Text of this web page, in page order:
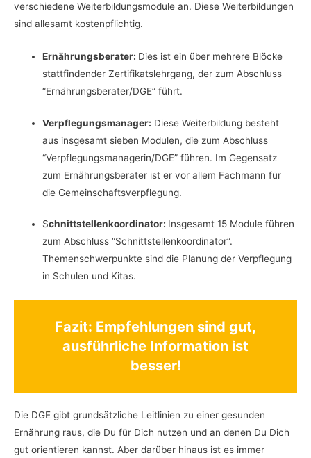
verschiedene Weiterbildungsmodule an. Diese Weiterbildungen
sind allesamt kostenpflichtig.
Ernährungsberater: Dies ist ein über mehrere Blöcke
stattfindender Zertifikatslehrgang, der zum Abschluss
“Ernährungsberater/DGE” führt.
Verpflegungsmanager: Diese Weiterbildung besteht
aus insgesamt sieben Modulen, die zum Abschluss
“Verpflegungsmanagerin/DGE” führen. Im Gegensatz
zum Ernährungsberater ist er vor allem Fachmann für
die Gemeinschaftsverpflegung.
Schnittstellenkoordinator: Insgesamt 15 Module führen
zum Abschluss “Schnittstellenkoordinator”.
Themenschwerpunkte sind die Planung der Verpflegung
in Schulen und Kitas.
Fazit: Empfehlungen sind gut,
ausführliche Information ist
besser!
Die DGE gibt grundsätzliche Leitlinien zu einer gesunden
Ernährung raus, die Du für Dich nutzen und an denen Du Dich
gut orientieren kannst. Aber darüber hinaus ist es immer